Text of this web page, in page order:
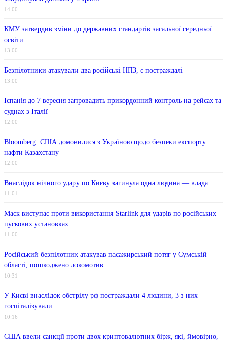
14:00
КМУ затвердив зміни до державних стандартів загальної середньої
освіти
13:00
Безпілотники атакували два російські НПЗ, є постраждалі
13:00
Іспанія до 7 вересня запровадить прикордонний контроль на рейсах та
суднах з Італії
12:00
Bloomberg: США домовилися з Україною щодо безпеки експорту
нафти Казахстану
12:00
Внаслідок нічного удару по Києву загинула одна людина — влада
11:01
Маск виступає проти використання Starlink для ударів по російських
пускових установках
11:00
Російський безпілотник атакував пасажирський потяг у Сумській
області, пошкоджено локомотив
10:31
У Києві внаслідок обстрілу рф постраждали 4 людини, 3 з них
госпіталізували
10:16
США ввели санкції проти двох криптовалютних бірж, які, ймовірно,